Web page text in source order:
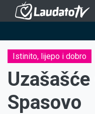
Skoči
sadržaj
Istinito, lijepo i dobro
Spasovo